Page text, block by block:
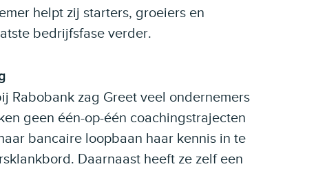
helpt zij starters, groeiers en
bedrijfsfase verder.
Rabobank zag Greet veel ondernemers
geen één-op-één coachingstrajecten
bancaire loopbaan haar kennis in te
Daarnaast heeft ze zelf een